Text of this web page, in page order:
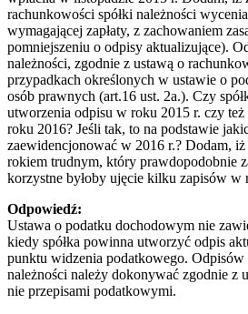
rachunkowości spółki należności
wymagającej zapłaty, z zachowaniem
pomniejszeniu o odpisy aktualizujące).
należności, zgodnie z ustawą o
przypadkach określonych w ustawie o
osób prawnych (art.16 ust. 2a.). Czy
utworzenia odpisu w roku 2015 r. czy
roku 2016? Jeśli tak, to na podstawie
zaewidencjonować w 2016 r.? Dodam, iż
rokiem trudnym, który prawdopodobnie
korzystne byłoby ujęcie kilku zapisów w
Odpowiedź:
Ustawa o podatku dochodowym nie
kiedy spółka powinna utworzyć odpis
punktu widzenia podatkowego.
należności należy dokonywać zgodnie z
nie przepisami podatkowymi.